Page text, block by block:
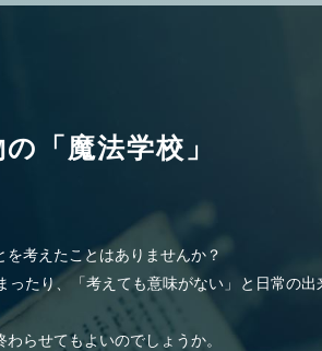
「魔法学校」
考えたことはありませんか？
たり、「考えても意味がない」と日常の
らせてもよいのでしょうか。